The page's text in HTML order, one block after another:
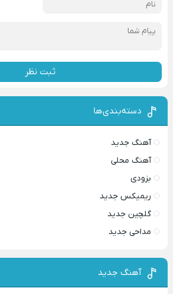
ثبت نظر
دسته‌بندی‌ها
آهنگ جدید
آهنگ محلی
بزودی
ریمیکس جدید
گلچین جدید
مداحی جدید
آهنگ جدید